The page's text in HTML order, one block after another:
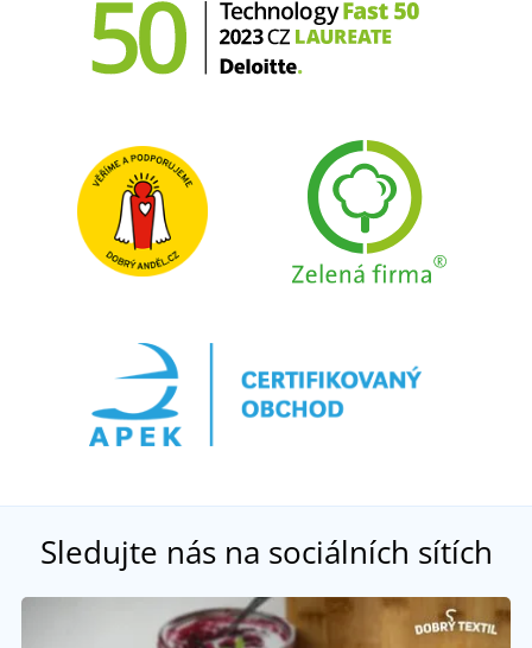
Sledujte nás na sociálních sítích